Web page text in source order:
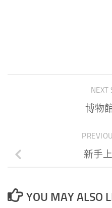
NEXT
博物
新手
YOU MAY ALSO